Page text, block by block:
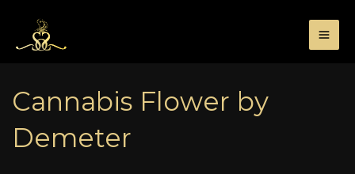
treści
Cannabis Flower by
Demeter